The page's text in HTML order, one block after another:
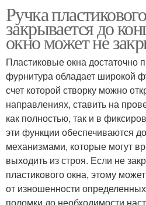
Ручка
закрывается до
окно может не
Пластиковые окна достаточно
фурнитура обладает широкой
счет которой створку можно
направлениях, ставить на
как полностью, так и в
эти функции обеспечиваются
механизмами, которые могут
выходить из строя. Если не
пластикового окна, этому
от изношенности
поломки до необходимости